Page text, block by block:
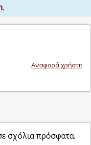
Αναφορά χρήστη
σχόλια πρόσφατα.